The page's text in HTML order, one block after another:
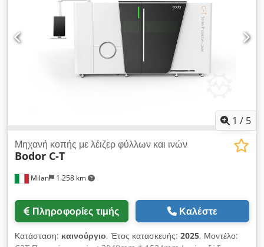
Διαστάσεις: 600 x 855 x 2125 mm (ΠxΒxΥ) Μεταχειρισμένη
συσκευή, καθαρισμένη με εγγύηση και υπηρεσία
ανταλλακτικών Διαθέτουμε πολλά ακόμα ψυκτικά μηχανήματα
σε απόθεμα! Djdpfx Ajwyruaehpjwa
1 / 5
Milan 1.258 km
Μηχανή κοπής με λέιζερ φύλλων και ινών
Bodor C-T
Πληροφορίες τιμής Καλέστε
Κατάσταση: καινούργιο, Έτος κατασκευής: 2025, Μοντέλο: